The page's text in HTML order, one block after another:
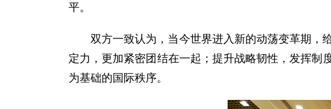
平。
双方一致认为，当今世界进入新的动荡变革期，
定力，更加紧密团结在一起；提升战略韧性，发挥
为基础的国际秩序。